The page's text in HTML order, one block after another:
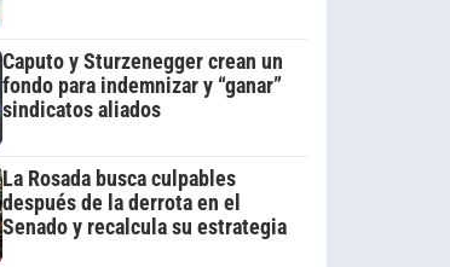
Caputo y Sturzenegger crean un
fondo para indemnizar y “ganar”
sindicatos aliados
La Rosada busca culpables
después de la derrota en el
Senado y recalcula su estrategia